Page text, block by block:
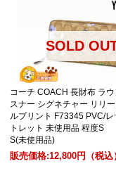
コーチ COACH 長財布 ラ
スナー シグネチャー リリ
ルプリント F73345 PVC/レ
トレット 未使用品 程度S
S(未使用品)
販売価格:12,800円 （税込
SOLD